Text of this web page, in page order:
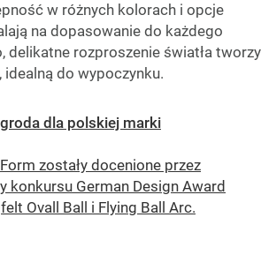
w różnych kolorach i opcje
na dopasowanie do każdego
delikatne rozproszenie światła tworzy
do wypoczynku.
dla polskiej marki
zostały docenione przez
konkursu German Design Award
Ovall Ball i Flying Ball Arc.